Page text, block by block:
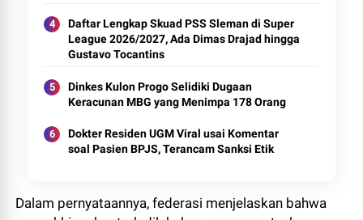
Daftar Lengkap Skuad PSS Sleman di Super
League 2026/2027, Ada Dimas Drajad hingga
Gustavo Tocantins
Dinkes Kulon Progo Selidiki Dugaan
Keracunan MBG yang Menimpa 178 Orang
Dokter Residen UGM Viral usai Komentar
soal Pasien BPJS, Terancam Sanksi Etik
Dalam pernyataannya, federasi menjelaskan bahwa